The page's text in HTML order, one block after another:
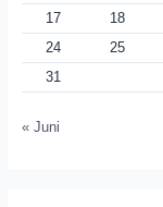
17
18
24
25
31
« Juni